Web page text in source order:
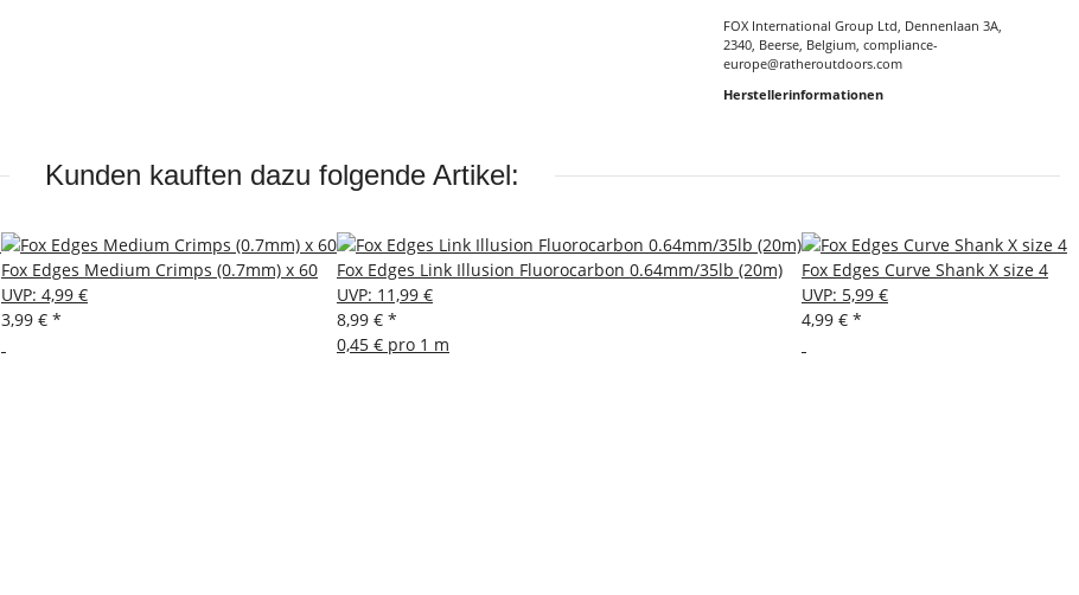
FOX International Group Ltd, Dennenlaan 3A,
2340, Beerse, Belgium, compliance-
europe@ratheroutdoors.com
Herstellerinformationen
Kunden kauften dazu folgende Artikel:
Fox Edges Medium Crimps (0.7mm) x 60
UVP: 4,99 €
3,99 € *
Fox Edges Link Illusion Fluorocarbon 0.64mm/35lb (20m)
UVP: 11,99 €
8,99 € *
0,45 € pro 1 m
Fox Edges Curve Shank X size 4
UVP: 5,99 €
4,99 € *